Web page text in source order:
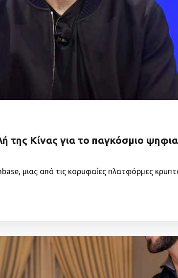
της Κίνας για το παγκόσμιο
μιας από τις κορυφαίες πλατφόρμες